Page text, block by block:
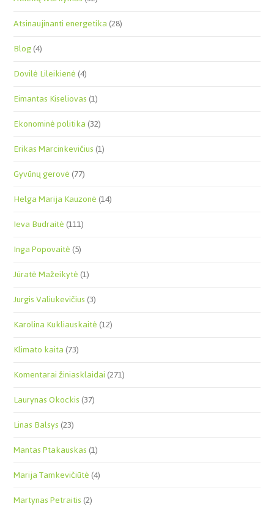
Atsinaujinanti energetika(28)
Blog(4)
Dovilė Lileikienė(4)
Eimantas Kiseliovas(1)
Ekonominė politika(32)
Erikas Marcinkevičius(1)
Gyvūnų gerovė(77)
Helga Marija Kauzonė(14)
Ieva Budraitė(111)
Inga Popovaitė(5)
Jūratė Mažeikytė(1)
Jurgis Valiukevičius(3)
Karolina Kukliauskaitė(12)
Klimato kaita(73)
Komentarai žiniasklaidai(271)
Laurynas Okockis(37)
Linas Balsys(23)
Mantas Ptakauskas(1)
Marija Tamkevičiūtė(4)
Martynas Petraitis(2)